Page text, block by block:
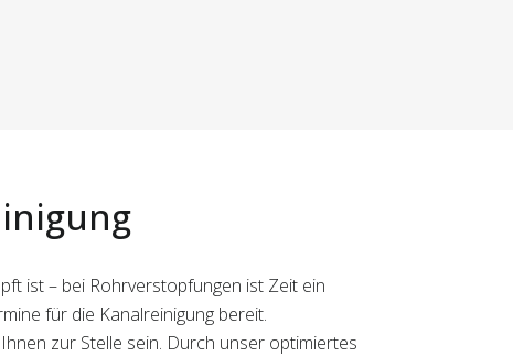
ist – bei Rohrverstopfungen ist Zeit ein
für die Kanalreinigung bereit.
zur Stelle sein. Durch unser optimiertes